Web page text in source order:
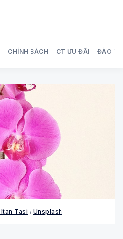
Search Audit Care Việt Nam
CHÍNH SÁCH CT ƯU ĐÃI ĐÀO
Tasi / Unsplash